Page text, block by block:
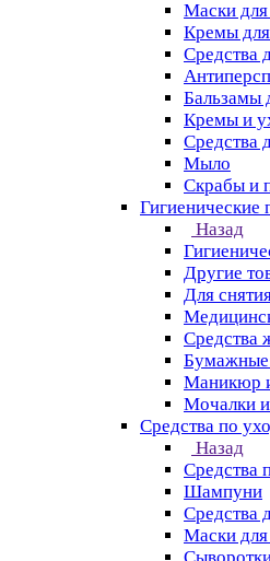
Маски для
Кремы
Средства
Бальзамы
Кремы и
Средства
Мыло
Скрабы и
Гигиенические
Назад
Другие
Для
Средства
Бумажные
Маникюр
Мочалки
Средства по
Назад
Средства
Шампуни
Средства
Маски для